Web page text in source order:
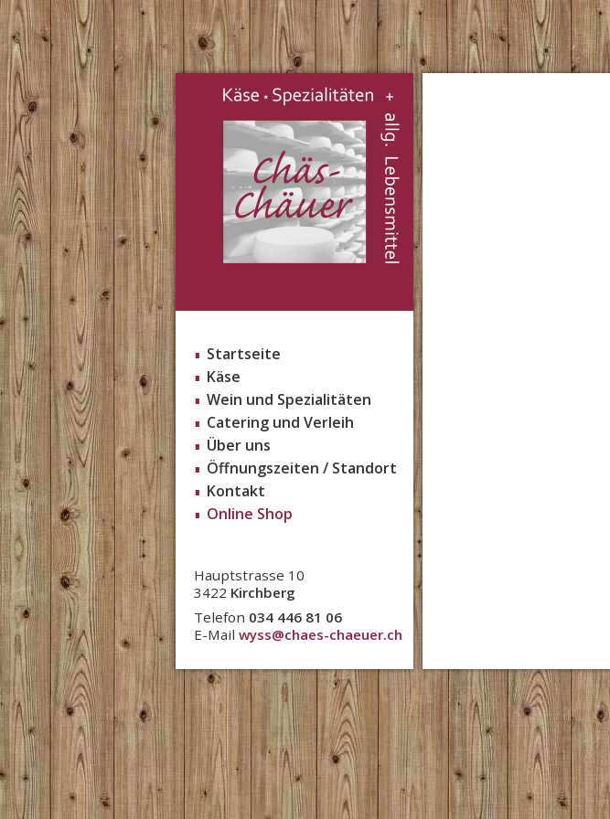
Startseite
Käse
Wein und Spezialitäten
Catering und Verleih
Über uns
Öffnungszeiten / Standort
Kontakt
Online Shop
Hauptstrasse 10
3422 Kirchberg
Telefon 034 446 81 06
E-Mail wyss@chaes-chaeuer.ch